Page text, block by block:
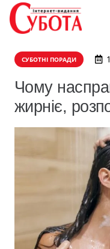
СУБОТНІ ПОРАДИ
Чому
жирніє,